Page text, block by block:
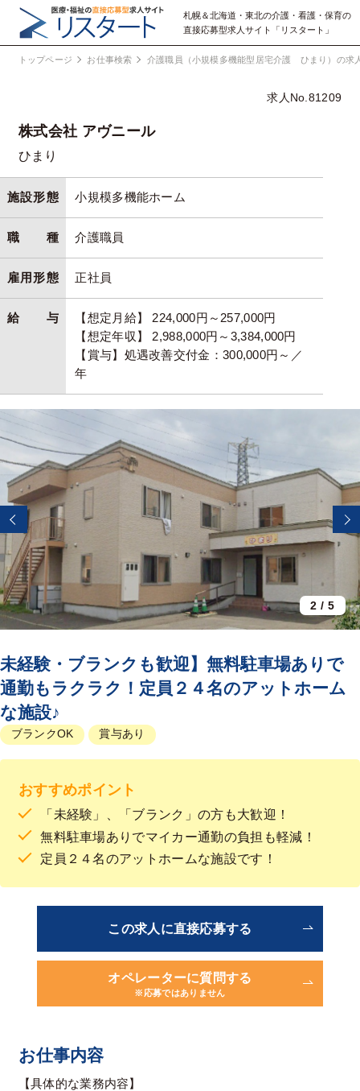
札幌＆北海道・東北の介護・看護・保育の
直接応募型求人サイト「リスタート」
トップページ お仕事検索 介護職員（小規模多機能型居宅介護 ひまり）の求
ブランクOK 賞与あり
求人No.81209
未経験・ブランクも歓迎】無料駐車場ありで
通勤もラクラク！定員２４名のアットホーム
な施設♪
施設形態 小規模多機能ホーム
職種 介護職員
雇用形態 正社員
給与
【想定月給】 224,000円～257,000円
【想定年収】 2,988,000円～3,384,000円
【賞与】処遇改善交付金：300,000円～／
年
2 / 5
株式会社 アヴニール
ひまり
おすすめポイント
「未経験」、「ブランク」の方も大歓迎！
無料駐車場ありでマイカー通勤の負担も軽減！
定員２４名のアットホームな施設です！
この求人に直接応募する
オペレーターに質問する
※応募ではありません
お仕事内容
【具体的な業務内容】